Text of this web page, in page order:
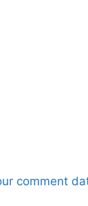
comment